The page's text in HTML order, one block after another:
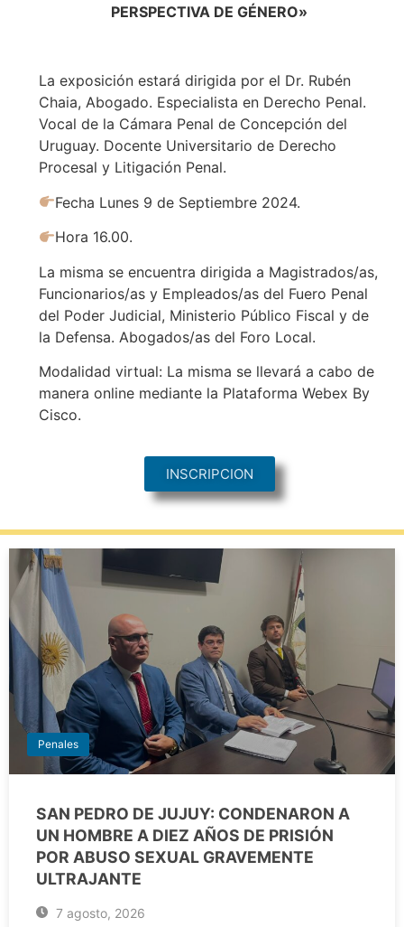
PERSPECTIVA DE GÉNERO»
La exposición estará dirigida por el Dr. Rubén
Chaia, Abogado. Especialista en Derecho Penal.
Vocal de la Cámara Penal de Concepción del
Uruguay. Docente Universitario de Derecho
Procesal y Litigación Penal.
Fecha Lunes 9 de Septiembre 2024.
Hora 16.00.
La misma se encuentra dirigida a Magistrados/as,
Funcionarios/as y Empleados/as del Fuero Penal
del Poder Judicial, Ministerio Público Fiscal y de
la Defensa. Abogados/as del Foro Local.
Modalidad virtual: La misma se llevará a cabo de
manera online mediante la Plataforma Webex By
Cisco.
INSCRIPCION
Penales
SAN PEDRO DE JUJUY: CONDENARON A
UN HOMBRE A DIEZ AÑOS DE PRISIÓN
POR ABUSO SEXUAL GRAVEMENTE
ULTRAJANTE
7 agosto, 2026